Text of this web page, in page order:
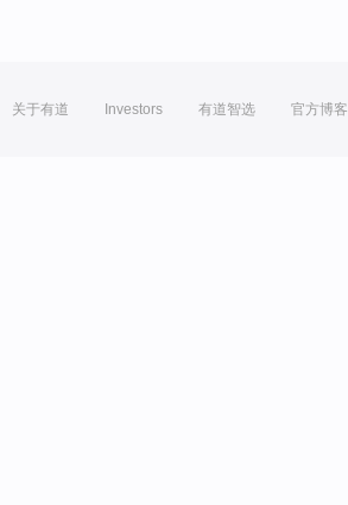
关于有道 Investors 有道智选 官方博客